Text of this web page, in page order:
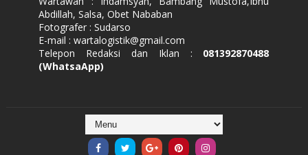
Abdillah, Salsa, Obet Nababan
Fotografer : Sudarso
E-mail : wartalogistik@gmail.com
Telepon Redaksi dan Iklan : 081392870488
(WhatsaApp)